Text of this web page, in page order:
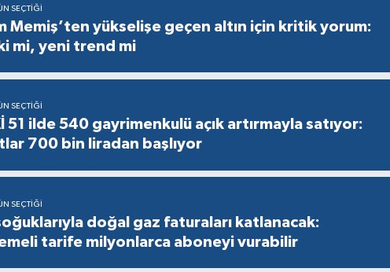
SEÇTIĞI
Memiş’ten yükselişe geçen altın için kritik yorum:
mi, yeni trend mi
SEÇTIĞI
51 ilde 540 gayrimenkulü açık artırmayla satıyor:
700 bin liradan başlıyor
SEÇTIĞI
soğuklarıyla doğal gaz faturaları katlanacak:
tarife milyonlarca aboneyi vurabilir